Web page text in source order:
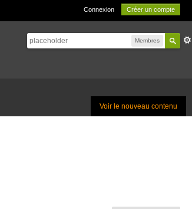
Connexion Créer un compte
Membres
Voir le nouveau contenu